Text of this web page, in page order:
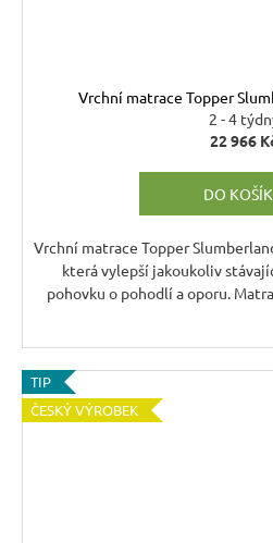
Vrchní matrace Topper
2 - 4
22 966
DO
Vrchní matrace Topper
která vylepší jakoukoliv
pohovku o pohodlí a oporu.
TIP
ČESKÝ VÝROBEK